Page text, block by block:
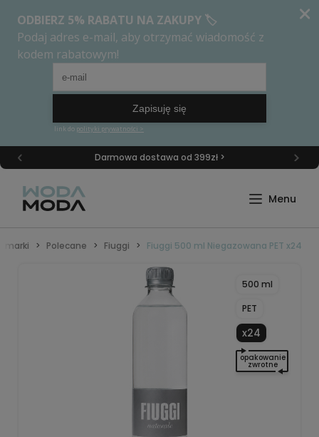
Darmowa dostawa od 399zł >
marki Polecane Fiuggi Fiuggi 500 ml Niegazowana PET x24
500 ml
PET
x24
opakowanie
zwrotne